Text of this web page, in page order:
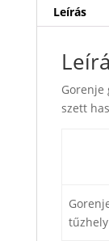
Leírás
Gorenje
szett
tűzhely